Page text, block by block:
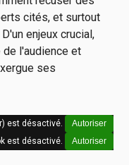
cités, et surtout
enjeux crucial,
l'audience et
ses
est désactivé.
Autoriser
est désactivé.
Autoriser